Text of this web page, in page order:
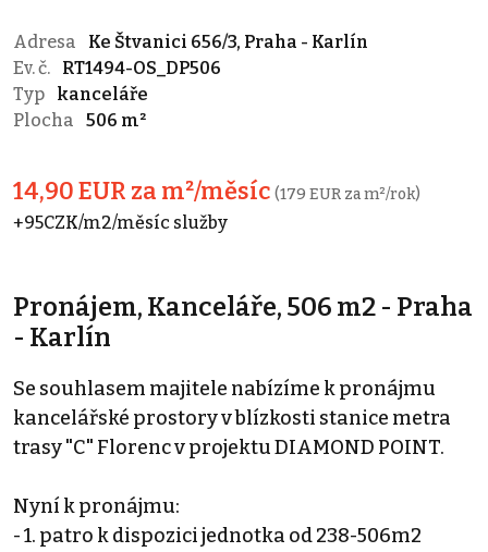
Adresa
Ke Štvanici 656/3, Praha - Karlín
Ev. č.
RT1494-OS_DP506
Typ
kanceláře
Plocha
506 m²
14,90 EUR za m²/měsíc (179 EUR za m²/rok)
+95CZK/m2/měsíc služby
Pronájem, Kanceláře, 506 m2 - Praha
- Karlín
Se souhlasem majitele nabízíme k pronájmu
kancelářské prostory v blízkosti stanice metra
trasy "C" Florenc v projektu DIAMOND POINT.
Nyní k pronájmu:
- 1. patro k dispozici jednotka od 238-506m2